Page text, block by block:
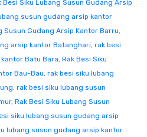
Besi Siku Lubang Susun Gudang Arsip
susun gudang arsip kantor
Susun Gudang Arsip Kantor Barru,
arsip kantor Batanghari, rak besi
Batu Bara, Rak Besi Siku
Bau-Bau, rak besi siku lubang
, rak besi siku lubang susun
, Rak Besi Siku Lubang Susun
siku lubang susun gudang arsip
lubang susun gudang arsip kantor